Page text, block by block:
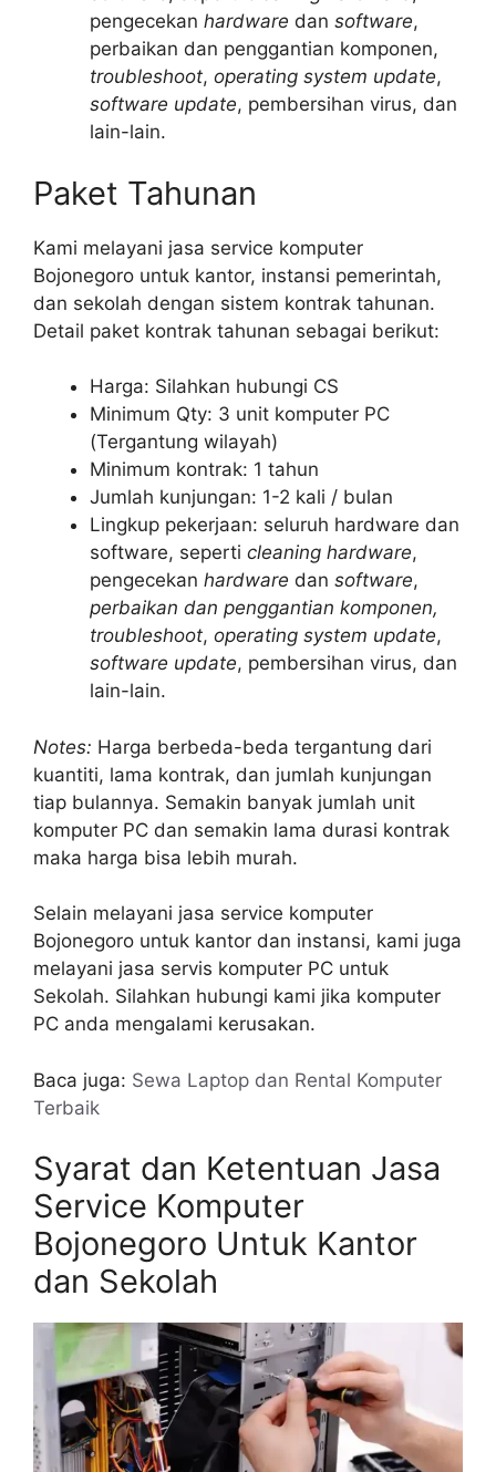
pengecekan hardware dan software,
perbaikan dan penggantian komponen,
troubleshoot, operating system update,
software update, pembersihan virus, dan
lain-lain.
Paket Tahunan
Kami melayani jasa service komputer
Bojonegoro untuk kantor, instansi pemerintah,
dan sekolah dengan sistem kontrak tahunan.
Detail paket kontrak tahunan sebagai berikut:
Harga: Silahkan hubungi CS
Minimum Qty: 3 unit komputer PC
(Tergantung wilayah)
Minimum kontrak: 1 tahun
Jumlah kunjungan: 1-2 kali / bulan
Lingkup pekerjaan: seluruh hardware dan
software, seperti cleaning hardware,
pengecekan hardware dan software,
perbaikan dan penggantian komponen,
troubleshoot, operating system update,
software update, pembersihan virus, dan
lain-lain.
Notes: Harga berbeda-beda tergantung dari
kuantiti, lama kontrak, dan jumlah kunjungan
tiap bulannya. Semakin banyak jumlah unit
komputer PC dan semakin lama durasi kontrak
maka harga bisa lebih murah.
Selain melayani jasa service komputer
Bojonegoro untuk kantor dan instansi, kami juga
melayani jasa servis komputer PC untuk
Sekolah. Silahkan hubungi kami jika komputer
PC anda mengalami kerusakan.
Baca juga: Sewa Laptop dan Rental Komputer
Terbaik
Syarat dan Ketentuan Jasa
Service Komputer
Bojonegoro Untuk Kantor
dan Sekolah